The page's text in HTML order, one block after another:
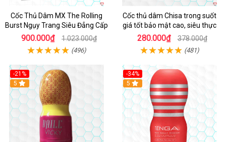
Cốc Thủ Dâm MX The Rolling
Burst Ngụy Trang Siêu Đẳng Cấp
900.000₫ 1.023.000₫
(496)
Cốc thủ dâm Chisa trong suốt
giá tốt bảo mật cao, siêu thực
280.000₫ 378.000₫
(481)
-21%
5
-34%
5